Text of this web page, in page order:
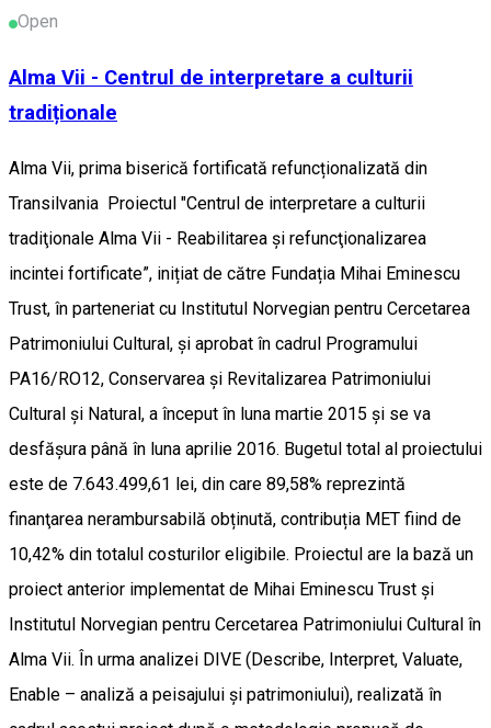
Open
Alma Vii - Centrul de interpretare a culturii
tradiționale
Alma Vii, prima biserică fortificată refuncționalizată din
Transilvania Proiectul "Centrul de interpretare a culturii
tradiţionale Alma Vii - Reabilitarea și refuncţionalizarea
incintei fortificate”, inițiat de către Fundația Mihai Eminescu
Trust, în parteneriat cu Institutul Norvegian pentru Cercetarea
Patrimoniului Cultural, și aprobat în cadrul Programului
PA16/RO12, Conservarea și Revitalizarea Patrimoniului
Cultural și Natural, a început în luna martie 2015 și se va
desfășura până în luna aprilie 2016. Bugetul total al proiectului
este de 7.643.499,61 lei, din care 89,58% reprezintă
finanţarea nerambursabilă obținută, contribuția MET fiind de
10,42% din totalul costurilor eligibile. Proiectul are la bază un
proiect anterior implementat de Mihai Eminescu Trust și
Institutul Norvegian pentru Cercetarea Patrimoniului Cultural în
Alma Vii. În urma analizei DIVE (Describe, Interpret, Valuate,
Enable – analiză a peisajului și patrimoniului), realizată în